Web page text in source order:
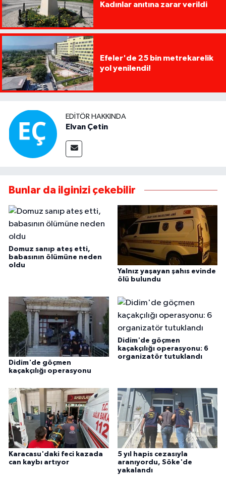
Kadınlar anıtına zarar verildi
Efeler'de 25 bin metrekarelik
yol yenilendi!
EDITÖR HAKKINDA
Elvan Çetin
Bunlar da ilginizi çekebilir
Domuz sanıp ateş etti,
babasının ölümüne neden
oldu
Yalnız yaşayan şahıs evinde
ölü bulundu
Didim'de göçmen
kaçakçılığı operasyonu
Didim'de göçmen
kaçakçılığı operasyonu: 6
organizatör tutuklandı
Karacasu'daki feci kazada
can kaybı artıyor
5 yıl hapis cezasıyla
aranıyordu, Söke'de
yakalandı